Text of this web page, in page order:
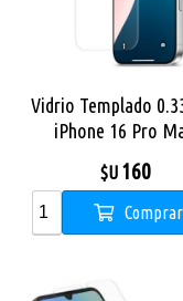
Vidrio Templado
iPhone 16 Pro
$U 160
Comprar